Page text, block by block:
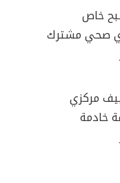
حراس أمن مدربون
متنوعة من الملاعب
في أماكن آمنة
خاص
صحي مشترك
مركزي
خادمة